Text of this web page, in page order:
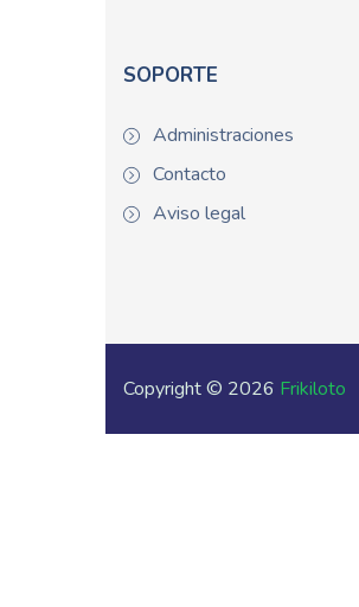
SOPORTE
Administraciones
Contacto
Aviso legal
Copyright © 2026 Frikiloto